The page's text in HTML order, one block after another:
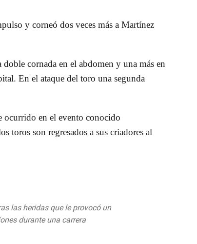
y corneó dos veces más a Martínez
doble cornada en el abdomen y una más en
En el ataque del toro una segunda
ocurrido en el evento conocido
toros son regresados a sus criadores al
las heridas que le provocó un
durante una carrera